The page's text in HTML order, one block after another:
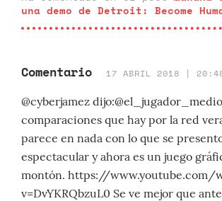
una demo de Detroit: Become
Comentario 17 ABRIL 2018 |
@cyberjamez
comparaciones que hay por la red
parece en nada con lo que se
espectacular y ahora es un juego
montón. https://www.youtube.com/
v=DvYKRQbzuL0 Se ve mejor que